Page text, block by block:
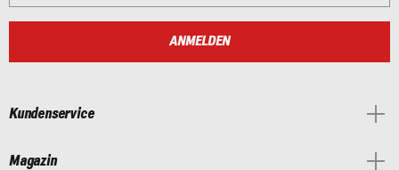
ANMELDEN
Kundenservice
Magazin